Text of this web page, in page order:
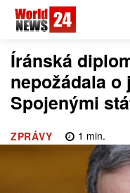
Íránská
nepožádala o
Spojenými
ZPRÁVY 1 min.